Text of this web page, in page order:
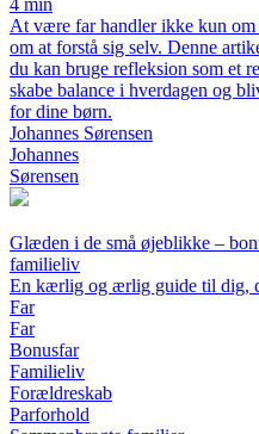
At være far handler ikke kun om
om at forstå sig selv. Denne
du kan bruge refleksion som et
skabe balance i hverdagen og
for dine børn.
Johannes Sørensen
Johannes
Sørensen
Glæden i de små øjeblikke –
familieliv
En kærlig og ærlig guide til dig,
Far
Far
Bonusfar
Familieliv
Forældreskab
Parforhold